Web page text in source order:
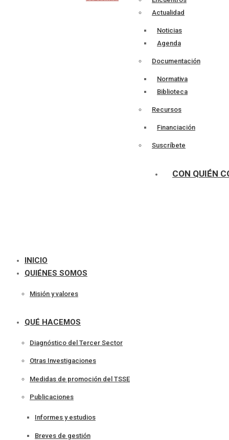
Actualidad
Noticias
Agenda
Documentación
Normativa
Biblioteca
Recursos
Financiación
Suscríbete
CON QUIÉN
INICIO
QUIÉNES SOMOS
Misión y valores
QUÉ HACEMOS
Diagnóstico del Tercer Sector
Otras Investigaciones
Medidas de promoción del TSSE
Publicaciones
Informes y estudios
Breves de gestión